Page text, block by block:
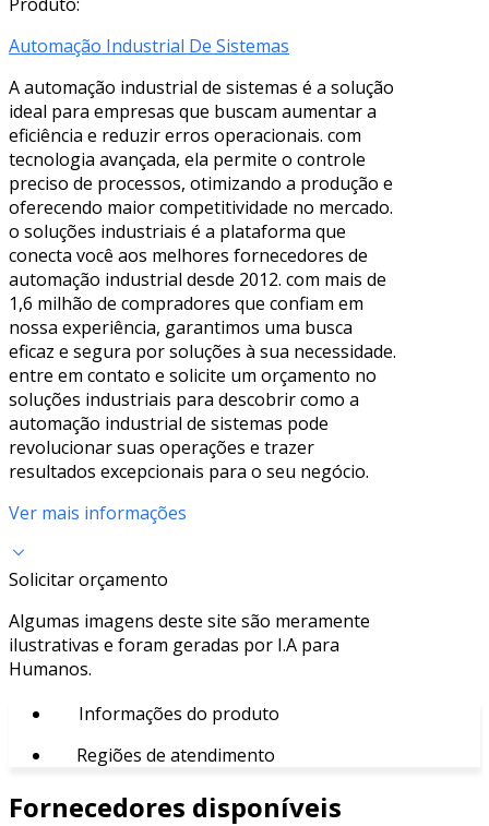
Automação Industrial De Sistemas
A automação industrial de sistemas é a solução
ideal para empresas que buscam aumentar a
eficiência e reduzir erros operacionais. com
tecnologia avançada, ela permite o controle
preciso de processos, otimizando a produção e
oferecendo maior competitividade no mercado.
o soluções industriais é a plataforma que
conecta você aos melhores fornecedores de
automação industrial desde 2012. com mais de
1,6 milhão de compradores que confiam em
nossa experiência, garantimos uma busca
eficaz e segura por soluções à sua necessidade.
entre em contato e solicite um orçamento no
soluções industriais para descobrir como a
automação industrial de sistemas pode
revolucionar suas operações e trazer
resultados excepcionais para o seu negócio.
Ver mais informações
Solicitar orçamento
Algumas imagens deste site são meramente
ilustrativas e foram geradas por I.A para
Humanos.
Informações do produto
Regiões de atendimento
Fornecedores disponíveis